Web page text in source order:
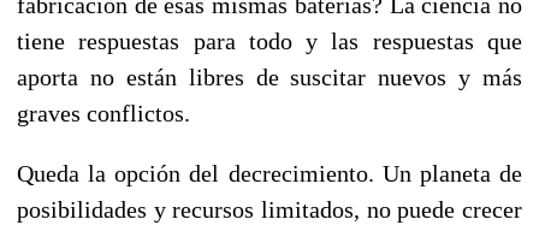
tiene respuestas para todo y las respuestas que
aporta no están libres de suscitar nuevos y más
graves conflictos.
Queda la opción del decrecimiento. Un planeta de
posibilidades y recursos limitados, no puede crecer